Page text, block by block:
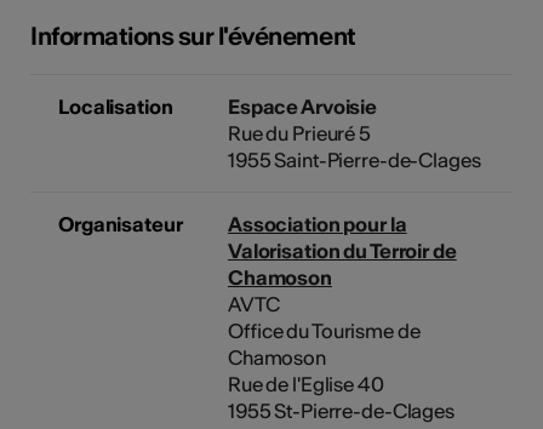
Informations sur l'événement
Localisation
Espace Arvoisie
Rue du Prieuré 5
1955 Saint-Pierre-de-Clages
Organisateur
Association pour la
Valorisation du Terroir de
Chamoson
AVTC
Office du Tourisme de
Chamoson
Rue de l'Eglise 40
1955 St-Pierre-de-Clages